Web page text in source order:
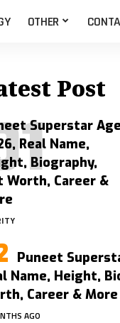
OTHER
Post
Superstar Age
Real Name,
Biography,
Worth, Career &
Puneet
Name, Height,
Career & More
AGO